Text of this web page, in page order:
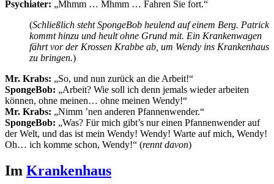
Psychiater: „Mhmm … Mhmm … Fahren Sie fort.“
(Schließlich steht SpongeBob heulend auf einem Berg. Patrick
kommt hinzu und heult ohne Grund mit. Ein Krankenwagen
fährt vor der Krossen Krabbe ab, um Wendy ins Krankenhaus
zu bringen.)
Mr. Krabs: „So, und nun zurück an die Arbeit!“
SpongeBob: „Arbeit? Wie soll ich denn jemals wieder arbeiten
können, ohne meinen… ohne meinen Wendy!“
Mr. Krabs: „Nimm ’nen anderen Pfannenwender.“
SpongeBob: „Was? Für mich gibt’s nur einen Pfannenwender auf
der Welt, und das ist mein Wendy! Wendy! Warte auf mich, Wendy!
Oh… ich komme schon, Wendy!“ (rennt davon)
Im Krankenhaus